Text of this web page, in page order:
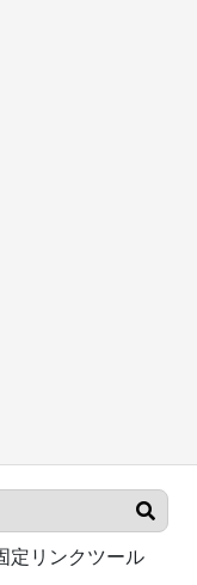
定リンクツール